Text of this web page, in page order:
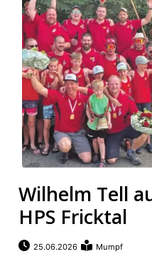
Wilhelm Tell
HPS Fricktal
25.06.2026 Mumpf